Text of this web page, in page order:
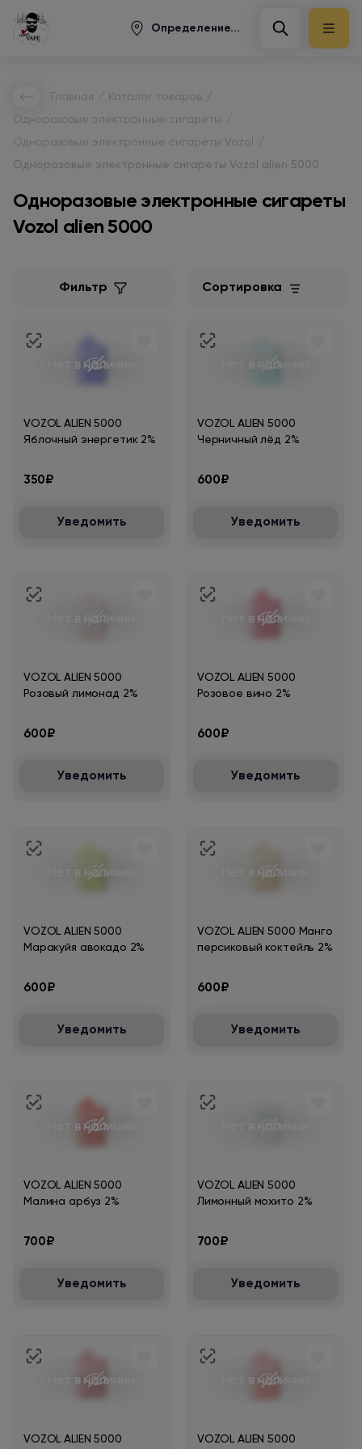
Определение...
Главная Каталог товаров
Одноразовые электронные сигареты
Одноразовые электронные сигареты Vozol
Одноразовые электронные сигареты Vozol alien 5000
Одноразовые электронные сигареты
Vozol alien 5000
Фильтр Сортировка
Нет в наличии
VOZOL ALIEN 5000
Яблочный энергетик 2%
350₽
Уведомить
Нет в наличии
VOZOL ALIEN 5000
Черничный лёд 2%
600₽
Уведомить
Нет в наличии
VOZOL ALIEN 5000
Розовый лимонад 2%
600₽
Уведомить
Нет в наличии
VOZOL ALIEN 5000
Розовое вино 2%
600₽
Уведомить
Нет в наличии
VOZOL ALIEN 5000
Маракуйя авокадо 2%
600₽
Уведомить
Нет в наличии
VOZOL ALIEN 5000 Манго
персиковый коктейль 2%
600₽
Уведомить
Нет в наличии
VOZOL ALIEN 5000
Малина арбуз 2%
700₽
Уведомить
VOZOL ALIEN 5000
Лимонный мохито 2%
700₽
Уведомить
Нет в наличии
VOZOL ALIEN 5000
Нет в наличии
VOZOL ALIEN 5000